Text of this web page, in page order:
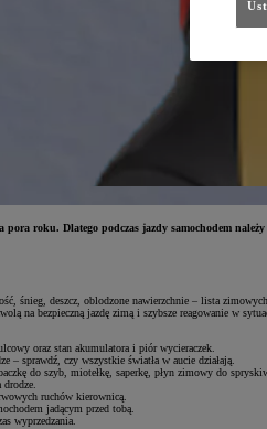
roku. Dlatego podczas jazdy samochodem
śnieg, deszcz, oblodzone nawierzchnie – lista
na bezpieczną jazdę zimą i szybsze reagowanie w
oraz stan akumulatora i piór wycieraczek.
– sprawdź, czy wszystkie światła w aucie działają.
do szyb, miotełkę, saperkę, płyn zimowy do
drodze.
ruchów kierownicą.
jadącym przed tobą.
wyprzedzania.